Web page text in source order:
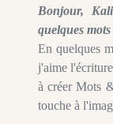
Bonjour,
quelques mots
En quelques
j'aime
à créer Mots
touche à